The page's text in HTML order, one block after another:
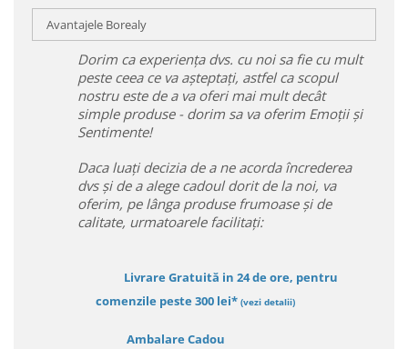
Avantajele Borealy
Dorim ca experiența dvs. cu noi sa fie cu mult
peste ceea ce va așteptați, astfel ca scopul
nostru este de a va oferi mai mult decât
simple produse - dorim sa va oferim Emoții și
Sentimente!
Daca luați decizia de a ne acorda încrederea
dvs și de a alege cadoul dorit de la noi, va
oferim, pe lânga produse frumoase și de
calitate, urmatoarele facilitați:
Livrare Gratuită in 24 de ore, pentru
comenzile peste 300 lei* (vezi detalii)
Ambalare Cadou